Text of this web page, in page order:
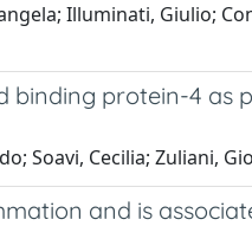
Illuminati, Giulio;
protein-4 as
Soavi, Cecilia; Zuliani,
and is